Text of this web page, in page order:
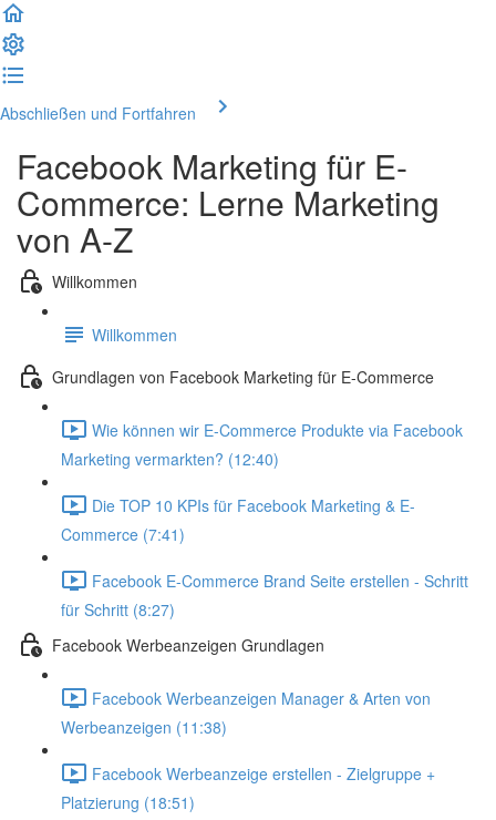
Abschließen und Fortfahren
Facebook Marketing für E-
Commerce: Lerne Marketing
von A-Z
Willkommen
Willkommen
Grundlagen von Facebook Marketing für E-Commerce
Wie können wir E-Commerce Produkte via Facebook
Marketing vermarkten? (12:40)
Die TOP 10 KPIs für Facebook Marketing & E-
Commerce (7:41)
Facebook E-Commerce Brand Seite erstellen - Schritt
für Schritt (8:27)
Facebook Werbeanzeigen Grundlagen
Facebook Werbeanzeigen Manager & Arten von
Werbeanzeigen (11:38)
Facebook Werbeanzeige erstellen - Zielgruppe +
Platzierung (18:51)